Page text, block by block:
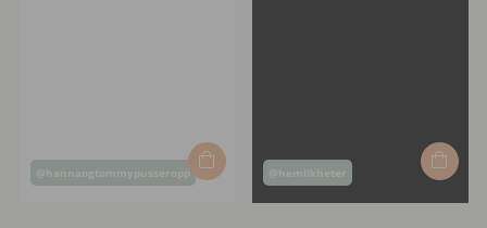
Post
@hannaogtommypusseropp
Post
published
@hemlikheter